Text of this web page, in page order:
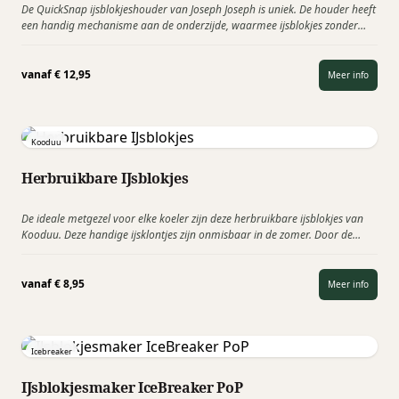
De QuickSnap ijsblokjeshouder van Joseph Joseph is uniek. De houder heeft
een handig mechanisme aan de onderzijde, waarmee ijsblokjes zonder
vanaf€ 12,95 Meer info
Kooduu
Herbruikbare IJsblokjes
De ideale metgezel voor elke koeler zijn deze herbruikbare ijsblokjes van
Kooduu. Deze handige ijsklontjes zijn onmisbaar in de zomer. Door de
vanaf€8,95 Meer info
Icebreaker
IJsblokjesmaker IceBreaker PoP